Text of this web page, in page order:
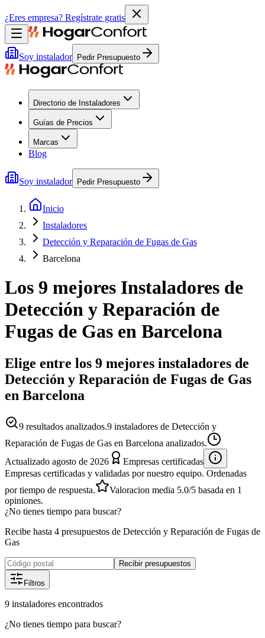
¿Eres empresa? Regístrate gratis
Soy instalador Pedir Presupuesto
Directorio de Instaladores
Guías de Precios
Marcas
Blog
Soy instalador Pedir Presupuesto
Inicio
Instaladores
Detección y Reparación de Fugas de Gas
Barcelona
Los 9 mejores Instaladores de
Detección y Reparación de
Fugas de Gas en Barcelona
Elige entre los 9 mejores instaladores de
Detección y Reparación de Fugas de Gas
en Barcelona
9 resultados analizados.9 instaladores de Detección y
Reparación de Fugas de Gas en Barcelona analizados.
Actualizado agosto de 2026
Empresas certificadas
Empresas certificadas y validadas por nuestro equipo. Ordenadas
por tiempo de respuesta.
Valoracion media 5.0/5 basada en 1
opiniones.
¿No tienes tiempo para buscar?
Recibe hasta 4 presupuestos de Detección y Reparación de Fugas de
Gas
Recibir presupuestos
Filtros
9 instaladores encontrados
¿No tienes tiempo para buscar?